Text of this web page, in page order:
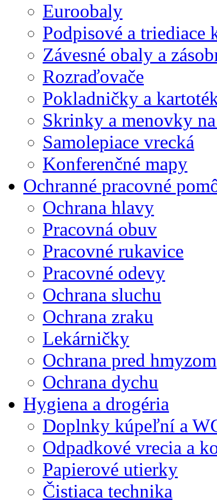
Euroobaly
Podpisové a triediace
Závesné obaly a
Rozraďovače
Pokladničky a
Skrinky a menovky
Samolepiace vrecká
Konferenčné mapy
Ochranné pracovné
Ochrana hlavy
Pracovná obuv
Pracovné rukavice
Pracovné odevy
Ochrana sluchu
Ochrana zraku
Lekárničky
Ochrana pred hmyzom
Ochrana dychu
Hygiena a drogéria
Doplnky kúpeľní a
Odpadkové vrecia a
Papierové utierky
Čistiaca technika